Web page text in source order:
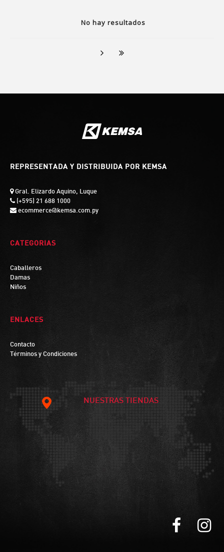
No hay resultados
REPRESENTADA Y DISTRIBUIDA POR KEMSA
Gral. Elizardo Aquino, Luque
(+595) 21 688 1000
ecommerce@kemsa.com.py
CATEGORIAS
Caballeros
Damas
Niños
ENLACES
Contacto
Términos y Condiciones
NUESTRAS TIENDAS